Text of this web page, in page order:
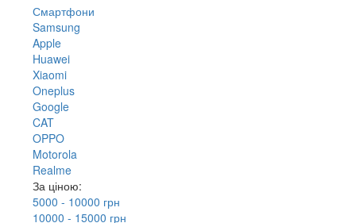
Смартфони
Samsung
Apple
Huawei
Xiaomi
Oneplus
Google
CAT
OPPO
Motorola
Realme
За ціною:
5000 - 10000 грн
10000 - 15000 грн